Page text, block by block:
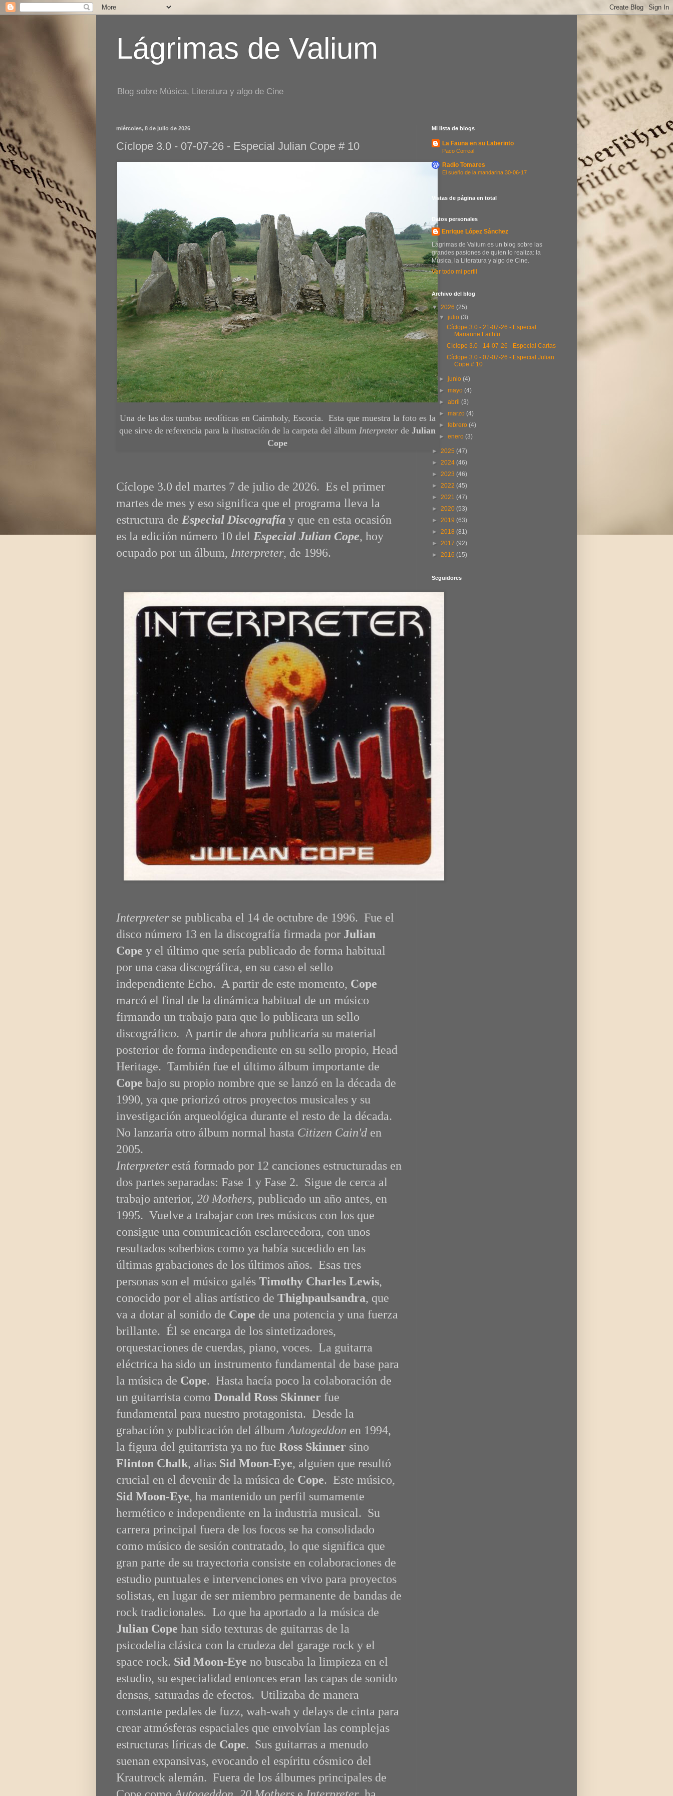
Lágrimas de Valium
Blog sobre Música, Literatura y algo de Cine
miércoles, 8 de julio de 2026
Cíclope 3.0 - 07-07-26 - Especial Julian Cope # 10
Una de las dos tumbas neolíticas en Cairnholy, Escocia. Esta que muestra la foto es la
que sirve de referencia para la ilustración de la carpeta del álbum Interpreter de Julian
Cope
Cíclope 3.0 del martes 7 de julio de 2026. Es el primer
martes de mes y eso significa que el programa lleva la
estructura de Especial Discografía y que en esta ocasión
es la edición número 10 del Especial Julian Cope, hoy
ocupado por un álbum, Interpreter, de 1996.
Interpreterse publicaba el 14 de octubre de 1996. Fue el
disco número 13 en la discografía firmada por Julian
Cope y el último que sería publicado de forma habitual
por una casa discográfica, en su caso el sello
independiente Echo. A partir de este momento, Cope
marcó el final de la dinámica habitual de un músico
firmando un trabajo para que lo publicara un sello
discográfico. A partir de ahora publicaría su material
posterior de forma independiente en su sello propio, Head
Heritage. También fue el último álbum importante de
Cope bajo su propio nombre que se lanzó en la década de
1990, ya que priorizó otros proyectos musicales y su
investigación arqueológica durante el resto de la década.
No lanzaría otro álbum normal hasta Citizen Cain'd en
2005.
Interpreterestá formado por 12 canciones estructuradas en
dos partes separadas: Fase 1 y Fase 2. Sigue de cerca al
trabajo anterior, 20 Mothers, publicado un año antes, en
1995. Vuelve a trabajar con tres músicos con los que
consigue una comunicación esclarecedora, con unos
resultados soberbios como ya había sucedido en las
últimas grabaciones de los últimos años. Esas tres
personas son el músico galés Timothy Charles Lewis,
conocido por el alias artístico de Thighpaulsandra, que
va a dotar al sonido de Cope de una potencia y una fuerza
brillante. Él se encarga de los sintetizadores,
orquestaciones de cuerdas, piano, voces. La guitarra
eléctrica ha sido un instrumento fundamental de base para
la música de Cope. Hasta hacía poco la colaboración de
un guitarrista como Donald Ross Skinner fue
fundamental para nuestro protagonista. Desde la
grabación y publicación del álbumAutogeddon en 1994,
la figura del guitarrista ya no fue Ross Skinner sino
Flinton Chalk, alias Sid Moon-Eye, alguien que resultó
crucial en el devenir de la música de Cope. Este músico,
Sid Moon-Eye, ha mantenido un perfil sumamente
hermético e independiente en la industria musical. Su
carrera principal fuera de los focos se ha consolidado
como músico de sesión contratado, lo que significa que
gran parte de su trayectoria consiste en colaboraciones de
estudio puntuales e intervenciones en vivo para proyectos
solistas, en lugar de ser miembro permanente de bandas de
rock tradicionales. Lo que ha aportado a la música de
Julian Cope han sido texturas de guitarras de la
psicodelia clásica con la crudeza del garage rock y el
space rock. Sid Moon-Eye no buscaba la limpieza en el
estudio, su especialidad entonces eran las capas de sonido
densas, saturadas de efectos. Utilizaba de manera
constante pedales de fuzz, wah-wah y delays de cinta para
crear atmósferas espaciales que envolvían las complejas
estructuras líricas de Cope. Sus guitarras a menudo
suenan expansivas, evocando el espíritu cósmico del
Krautrock alemán. Fuera de los álbumes principales de
Mi lista de blogs
La Fauna en su Laberinto
Paco Correal
Radio Tomares
El sueño de la mandarina 30-06-17
Vistas de página en total
Datos personales
Enrique López Sánchez
Lágrimas de Valium es un blog sobre las
grandes pasiones de quien lo realiza: la
Música, la Literatura y algo de Cine.
Ver todo mi perfil
Archivo del blog
▼ 2026 (25)
▼julio(3)
Cíclope 3.0 - 21-07-26 - Especial
Marianne Faithfu...
Cíclope 3.0 - 14-07-26 - Especial Cartas
Cíclope 3.0 - 07-07-26 - Especial Julian
Cope # 10
►junio(4)
►mayo(4)
►abril(3)
►marzo(4)
►febrero(4)
►enero(3)
► 2025 (47)
► 2024 (46)
► 2023 (46)
► 2022 (45)
► 2021 (47)
► 2020 (53)
► 2019 (63)
► 2018 (81)
► 2017 (92)
► 2016 (15)
Seguidores